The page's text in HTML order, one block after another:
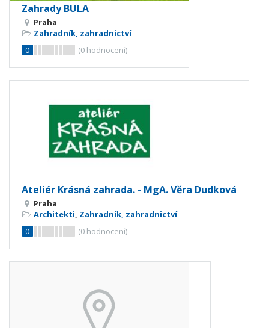
Zahrady BULA
Praha
Zahradník, zahradnictví
0
(0 hodnocení)
Ateliér Krásná zahrada. - MgA. Věra Dudková
Praha
Architekti, Zahradník, zahradnictví
0
(0 hodnocení)